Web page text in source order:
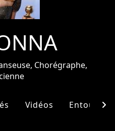
Chorégraphe,
Vidéos Entourage
chevron_right